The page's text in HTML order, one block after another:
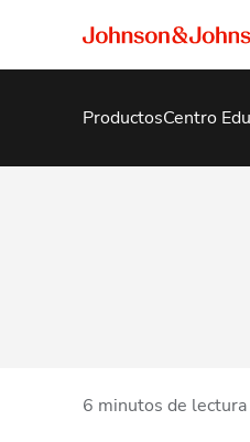
ProductosCentro
6 minutos de lectura